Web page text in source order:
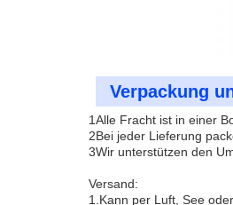
Verpackung
1Alle Fracht ist in einer
2Bei jeder Lieferung
3Wir unterstützen den
Versand:
1.Kann per Luft, See